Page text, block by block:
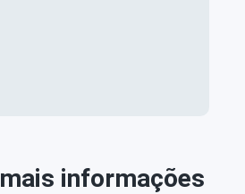
mais informações